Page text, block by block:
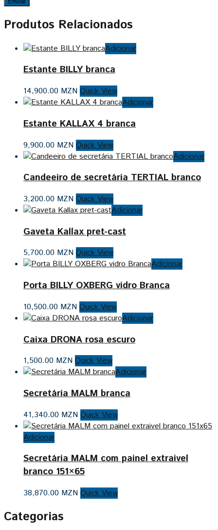
Produtos Relacionados
Adicionar
Estante BILLY branca
14,900.00 MZN Quick View
Adicionar
Estante KALLAX 4 branca
9,900.00 MZN Quick View
Adicionar
Candeeiro de secretária TERTIAL branco
3,200.00 MZN Quick View
Adicionar
Gaveta Kallax pret-cast
5,700.00 MZN Quick View
Adicionar
Porta BILLY OXBERG vidro Branca
10,500.00 MZN Quick View
Adicionar
Caixa DRONA rosa escuro
1,500.00 MZN Quick View
Adicionar
Secretária MALM branca
41,340.00 MZN Quick View
Adicionar
Secretária MALM com painel extraivel
branco 151×65
38,870.00 MZN Quick View
Categorias